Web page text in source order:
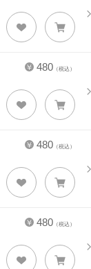
480 （税込）
480 （税込）
480 （税込）